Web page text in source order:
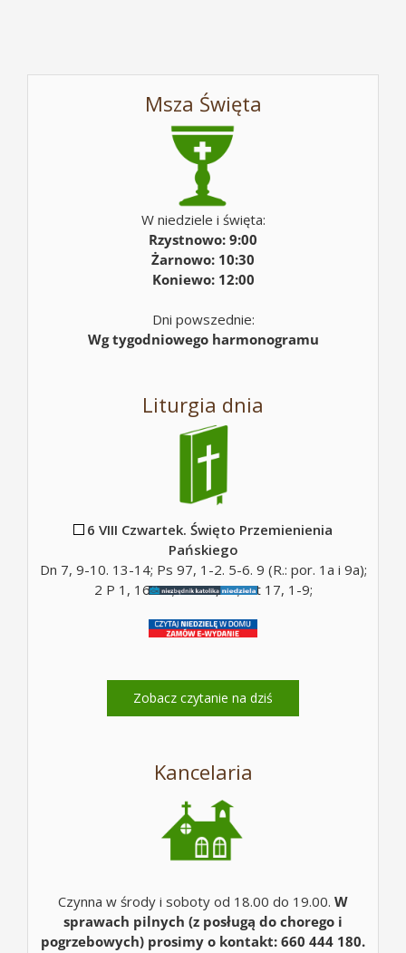
Msza Święta
W niedziele i święta:
Rzystnowo: 9:00
Żarnowo: 10:30
Koniewo: 12:00
Dni powszednie:
Wg tygodniowego harmonogramu
Liturgia dnia
6 VIII Czwartek. Święto Przemienienia
Pańskiego
Dn 7, 9-10. 13-14; Ps 97, 1-2. 5-6. 9 (R.: por. 1a i 9a);
2 P 1, 16-19; Mt 17, 5c; Mt 17, 1-9;
Zobacz czytanie na dziś
Kancelaria
Czynna w środy i soboty od 18.00 do 19.00. W
sprawach pilnych (z posługą do chorego i
pogrzebowych) prosimy o kontakt: 660 444 180.